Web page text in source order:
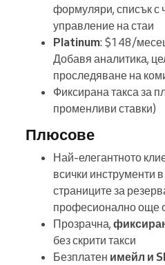
формуляри, списък с
управление на стаи
Platinum: $148/
Добавя аналитика,
проследяване на
Фиксирана такса за
променливи ставки)
Плюсове
Най-елегантното
всички инструменти
страниците за
професионално още
Прозрачна,
без скрити такси
Безплатен имейл и